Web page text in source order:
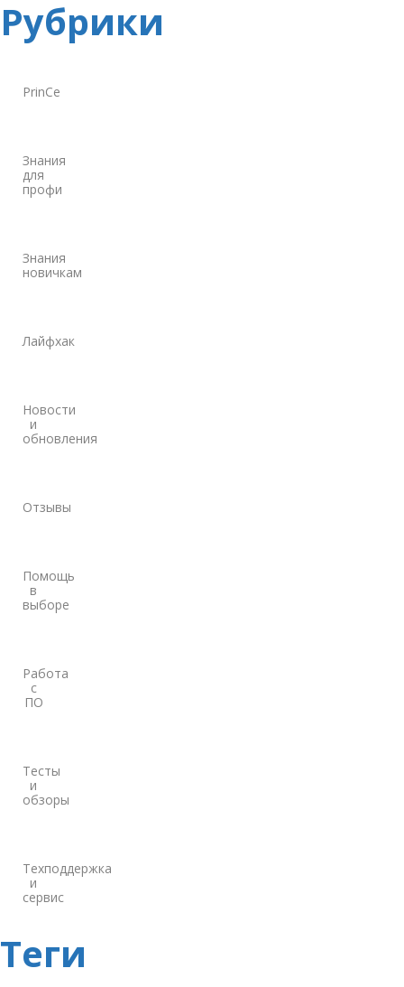
Рубрики
PrinCe
Знания
для
профи
Знания
новичкам
Лайфхак
Новости
и
обновления
Отзывы
Помощь
в
выборе
Работа
с
ПО
Тесты
и
обзоры
Техподдержка
и
сервис
Теги